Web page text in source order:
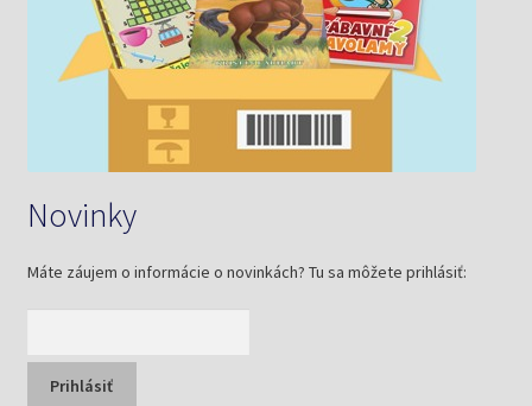
Novinky
Máte záujem o informácie o novinkách? Tu sa môžete prihlásiť: